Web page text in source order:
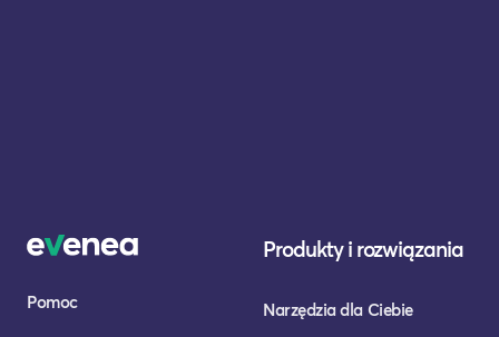
Pomoc
Produkty i rozwiązania
Narzędzia dla Ciebie